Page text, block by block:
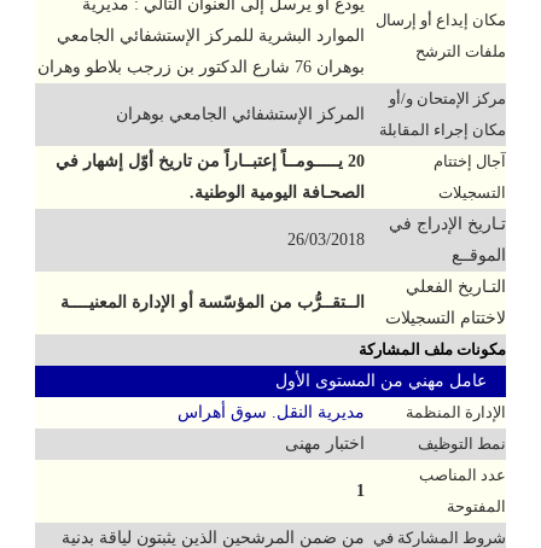
مكان إيداع أو إرسال
ملفات الترشح
يودع أو يرسل إلى العنوان التالي : مديرية
الموارد البشرية للمركز الإستشفائي الجامعي
بوهران 76 شارع الدكتور بن زرجب بلاطو وهران
مركز الإمتحان و/أو
مكان إجراء المقابلة
المركز الإستشفائي الجامعي بوهران
آجال إختتام
التسجيلات
20 يـــــومــاً إعتبــاراً من تاريخ أوّل إشهار في
الصحـافة اليومية الوطنية.
تـاريخ الإدراج في
الموقــع
26/03/2018
التـاريخ الفعلي
لاختتام التسجيلات
الــتقــرُّب من المؤسّسة أو الإدارة المعنيــــة
مكونات ملف المشاركة
عامل مهني من المستوى الأول
الإدارة المنظمة
مديرية النقل. سوق أهراس
نمط التوظيف
اختبار مهنى
عدد المناصب
المفتوحة
1
شروط المشاركة في من ضمن المرشحين الذين يثبتون لياقة بدنية